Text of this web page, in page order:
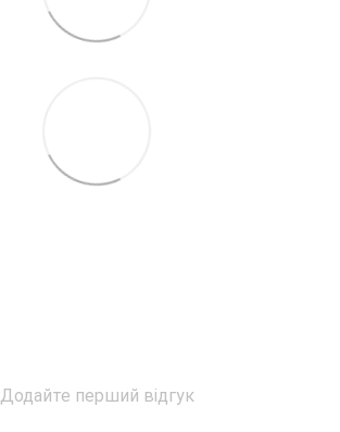
Додайте перший відгук